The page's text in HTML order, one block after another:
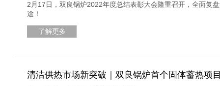
2月17日，双良锅炉2022年度总结表彰大会隆重召开，全面复
途！
了解更多
清洁供热市场新突破｜双良锅炉首个固体蓄热项